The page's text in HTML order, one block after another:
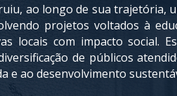
ao longo de sua trajetória,
projetos voltados à
locais com impacto social.
de públicos
e ao desenvolvimento